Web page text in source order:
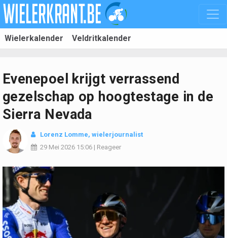
Wielerkalender Veldritkalender
Evenepoel krijgt verrassend
gezelschap op hoogtestage in de
Sierra Nevada
Lorenz Lomme, wielerjournalist
29 Mei 2026 15:06 | Reageer